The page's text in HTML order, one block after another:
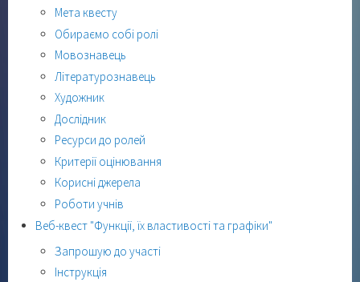
Мета квесту
Обираємо собі ролі
Мовознавець
Літературознавець
Художник
Дослідник
Ресурси до ролей
Критерії оцінювання
Корисні джерела
Роботи учнів
Веб-квест "Функції, їх властивості та графіки"
Запрошую до участі
Інструкція